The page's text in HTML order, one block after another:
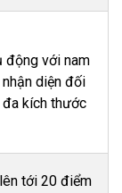
động với nam
nhận diện đối
kích thước
tới 20 điểm